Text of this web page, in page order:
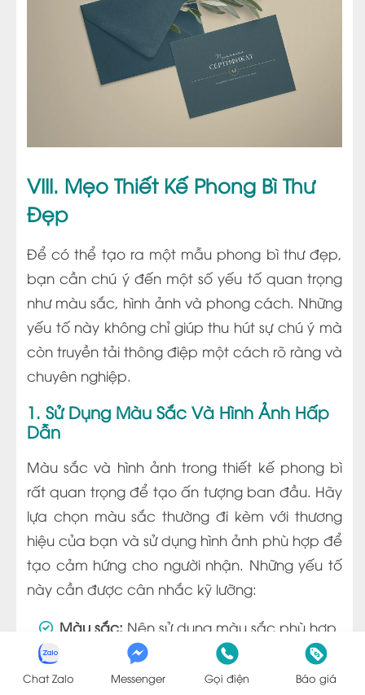
VIII. Mẹo Thiết Kế Phong Bì Thư
Đẹp
Để có thể tạo ra một mẫu phong bì thư đẹp,
bạn cần chú ý đến một số yếu tố quan trọng
như màu sắc, hình ảnh và phong cách. Những
yếu tố này không chỉ giúp thu hút sự chú ý mà
còn truyền tải thông điệp một cách rõ ràng và
chuyên nghiệp.
1. Sử Dụng Màu Sắc Và Hình Ảnh Hấp
Dẫn
Màu sắc và hình ảnh trong thiết kế phong bì
rất quan trọng để tạo ấn tượng ban đầu. Hãy
lựa chọn màu sắc thường đi kèm với thương
hiệu của bạn và sử dụng hình ảnh phù hợp để
tạo cảm hứng cho người nhận. Những yếu tố
này cần được cân nhắc kỹ lưỡng:
Màu sắc: Nên sử dụng màu sắc phù hợp
với thương hiệu, tranh thủ ánh nhìn của
người khác mà không làm cho họ cảm
Chat Zalo Messenger Gọi điện Báo giá